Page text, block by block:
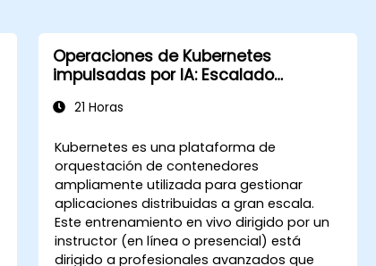
Operaciones de Kubernetes
impulsadas por IA: Escalado
optimización de recursos
21 Horas
Kubernetes es una plataforma de
orquestación de contenedores
ampliamente utilizada para gestionar
aplicaciones distribuidas a gran escala.
Este entrenamiento en vivo dirigido por un
instructor (en línea o presencial) está
dirigido a profesionales avanzados que